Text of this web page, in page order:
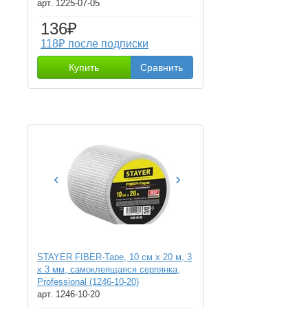
арт. 1225-07-05
136₽
118₽ после подписки
Купить Сравнить
‹ ›
STAYER FIBER-Tape, 10 см х 20 м, 3
х 3 мм, самоклеящаяся серпянка,
Professional (1246-10-20)
арт. 1246-10-20